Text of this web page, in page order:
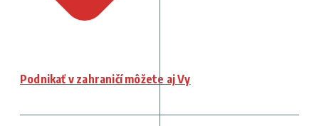
Podnikať v zahraničí môžete aj Vy